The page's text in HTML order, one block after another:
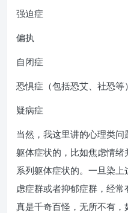
强迫症
偏执
自闭症
恐惧症（包括恐艾、社恐等）
疑病症
当然，我这里讲的心理类
躯体症状的，比如焦虑情
系列躯体症状的。一旦染
虑症群或者抑郁症群，经
真是千奇百怪，无所不有